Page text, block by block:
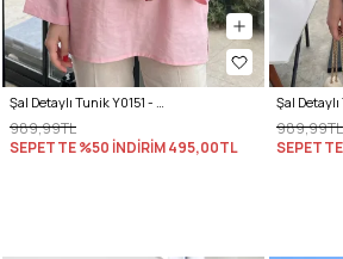
Şal Detaylı Tunik Y0151 - AÇIK PEMBE
989,99TL
SEPETTE %50 İNDİRİM495,00TL
989,99TL